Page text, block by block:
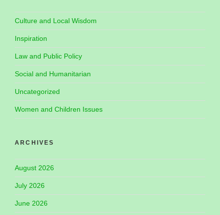
Culture and Local Wisdom
Inspiration
Law and Public Policy
Social and Humanitarian
Uncategorized
Women and Children Issues
ARCHIVES
August 2026
July 2026
June 2026